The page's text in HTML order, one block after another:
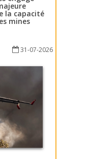
la capacité
mines
31-07-2026